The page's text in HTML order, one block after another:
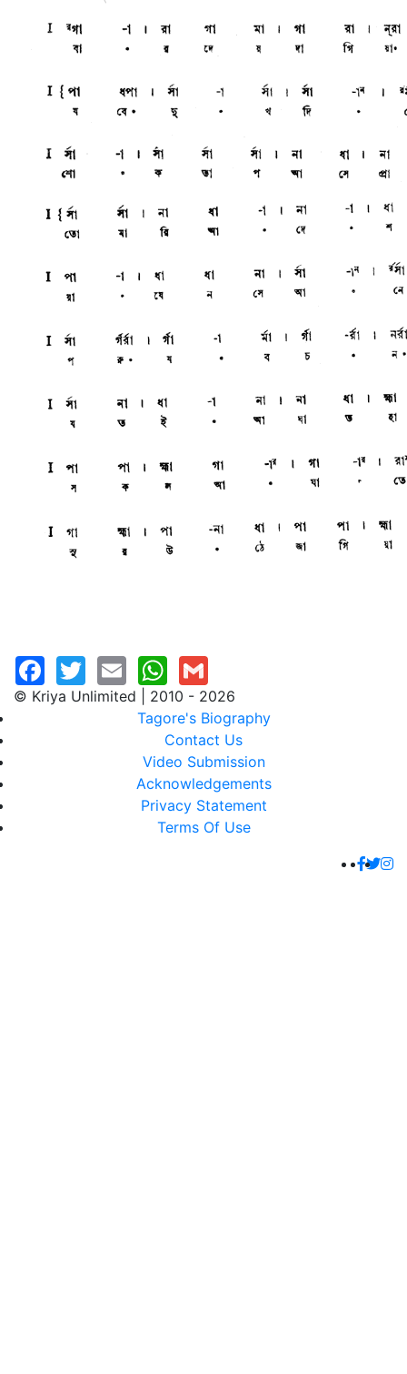
© Kriya Unlimited | 2010 - 2026
Tagore's Biography
Contact Us
Video Submission
Acknowledgements
Privacy Statement
Terms Of Use